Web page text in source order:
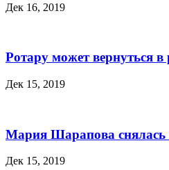
Дек 16, 2019
Ротару может вернуться в
Дек 15, 2019
Мария Шарапова снялась
Дек 15, 2019